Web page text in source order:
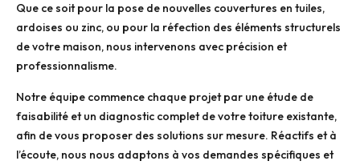
Que ce soit pour la pose de nouvelles couvertures en tuiles,
ardoises ou zinc, ou pour la réfection des éléments structurels
de votre maison, nous intervenons avec précision et
professionnalisme.
Notre équipe commence chaque projet par une étude de
faisabilité et un diagnostic complet de votre toiture existante,
afin de vous proposer des solutions sur mesure. Réactifs et à
l’écoute, nous nous adaptons à vos demandes spécifiques et